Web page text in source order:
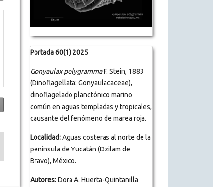
Portada 60(1) 2025
Gonyaulax polygrammaF. Stein, 1883
(Dinoflagellata: Gonyaulacaceae),
dinoflagelado planctónico marino
común en aguas templadas y tropicales,
causante del fenómeno de marea roja.
Localidad:Aguas costeras al norte de la
península de Yucatán (Dzilam de
Bravo), México.
Autores:Dora A. Huerta-Quintanilla